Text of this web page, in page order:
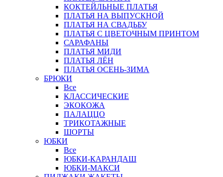
КОКТЕЙЛЬНЫЕ ПЛАТЬЯ
ПЛАТЬЯ НА ВЫПУСКНОЙ
ПЛАТЬЯ НА СВАДЬБУ
ПЛАТЬЯ С ЦВЕТОЧНЫМ ПРИНТОМ
САРАФАНЫ
ПЛАТЬЯ МИДИ
ПЛАТЬЯ ЛЁН
ПЛАТЬЯ ОСЕНЬ-ЗИМА
БРЮКИ
Все
КЛАССИЧЕСКИЕ
ЭКОКОЖА
ПАЛАЦЦО
ТРИКОТАЖНЫЕ
ШОРТЫ
ЮБКИ
Все
ЮБКИ-КАРАНДАШ
ЮБКИ-МАКСИ